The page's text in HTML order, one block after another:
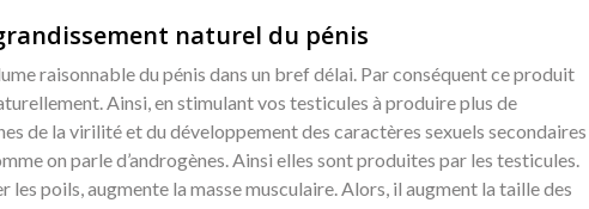
naturel du pénis
raisonnable du pénis dans un bref délai. Par conséquent ce produit
Ainsi, en stimulant vos testicules à produire plus de
de la virilité et du développement des caractères sexuels secondaires
on parle d’androgènes. Ainsi elles sont produites par les testicules.
poils, augmente la masse musculaire. Alors, il augment la taille des